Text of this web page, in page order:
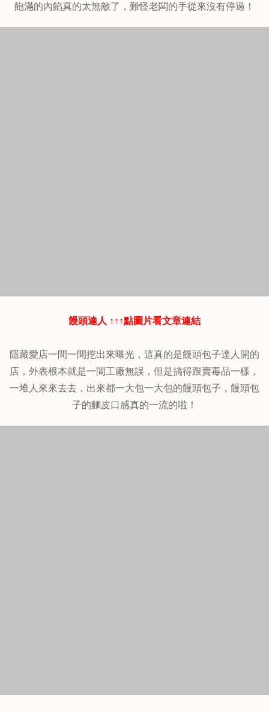
飽滿的內餡真的太無敵了，難怪老闆的手從來沒有停過！
饅頭達人 ↑↑↑點圖片看文章連結
隱藏愛店一間一間挖出來曝光，這真的是饅頭包子達人開的
店，外表根本就是一間工廠無誤，但是搞得跟賣毒品一樣，
一堆人來來去去，出來都一大包一大包的饅頭包子，饅頭包
子的麵皮口感真的一流的啦！